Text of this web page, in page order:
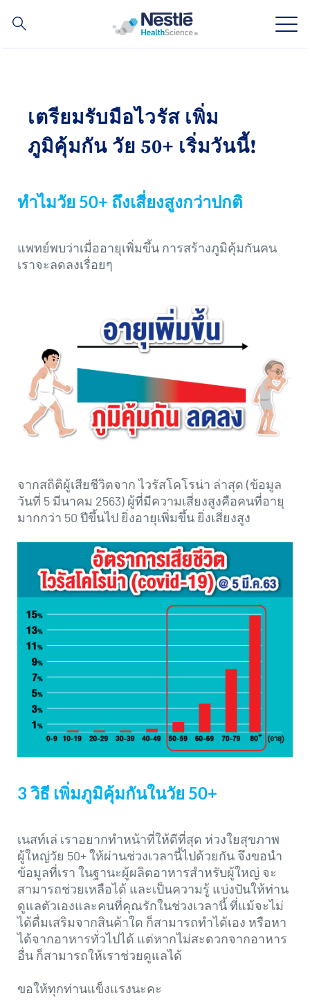
สินค้าของเรา
บุคลากรของเรา
revamp
v2
เปลี่ยนโหมดหน้าจอ
เตรียมรับมือไวรัส เพิ่ม
ภูมิคุ้มกัน วัย 50+ เริ่มวันนี้!
ทำไมวัย 50+ ถึงเสี่ยงสูงกว่าปกติ
แพทย์พบว่าเมื่ออายุเพิ่มขึ้น การสร้างภูมิคุ้มกันคน
เราจะลดลงเรื่อยๆ
จากสถิติผู้เสียชีวิตจาก ไวรัสโคโรน่า ล่าสุด (ข้อมูล
วันที่ 5 มีนาคม 2563) ผู้ที่มีความเสี่ยงสูงคือคนที่อายุ
มากกว่า 50 ปีขึ้นไป ยิ่งอายุเพิ่มขึ้น ยิ่งเสี่ยงสูง
3 วิธี เพิ่มภูมิคุ้มกันในวัย 50+
เนสท์เล่ เราอยากทำหน้าที่ให้ดีที่สุด ห่วงใยสุขภาพ
ผู้ใหญ่วัย 50+ ให้ผ่านช่วงเวลานี้ไปด้วยกัน จึงขอนำ
ข้อมูลที่เรา ในฐานะผู้ผลิตอาหารสำหรับผู้ใหญ่ จะ
สามารถช่วยเหลือได้ และเป็นความรู้ แบ่งปันให้ท่าน
ดูแลตัวเองและคนที่คุณรักในช่วงเวลานี้ ที่แม้จะไม่
ได้ดื่มเสริมจากสินค้าใด ก็สามารถทำได้เอง หรือหา
ได้จากอาหารทั่วไปได้ แต่หากไม่สะดวกจากอาหาร
อื่น ก็สามารถให้เราช่วยดูแลได้
ขอให้ทุกท่านแข็งแรงนะคะ